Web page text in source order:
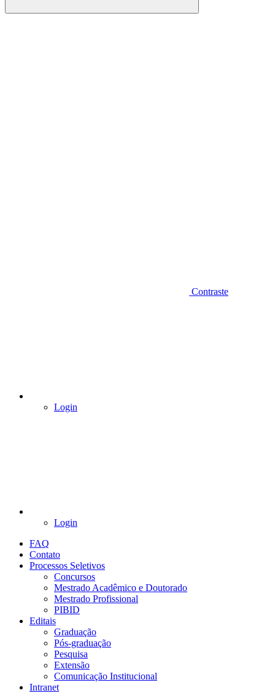
Buscar
Contraste
Login
Login
FAQ
Contato
Processos Seletivos
Concursos
Mestrado Acadêmico e Doutorado
Mestrado Profissional
PIBID
Editais
Graduação
Pós-graduação
Pesquisa
Extensão
Comunicação Institucional
Intranet